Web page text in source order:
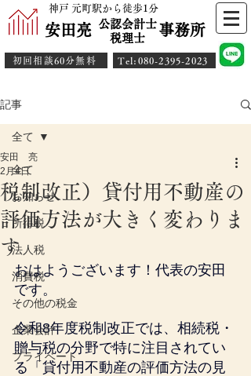
神戸 元町駅から徒歩1分
安田亮 事務所
公認会計士
​税理士
初回相談60分無料 ​Tel:080-2395-2023
記事
全て
お知らせ
所得税
法人税
消費税
その他の税金
企業会計
プライベート
全て
税制改正）貸付用不動産の
評価方法が大きく変わりま
す
安田 亮
2月4日
おはようございます！代表の安田
です。
令和8年度税制改正では、相続税・
贈与税の分野で特に注目されてい
る「貸付用不動産の評価方法の見